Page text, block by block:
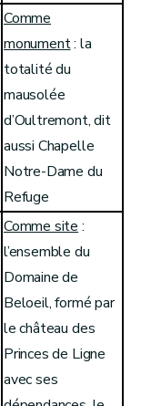
Comme
monument: la
totalité du
mausolée
d’Oultremont, dit
aussi Chapelle
Notre-Dame du
Refuge
Comme site :
l’ensemble du
Domaine de
Beloeil, formé par
le château des
Princes de Ligne
avec ses